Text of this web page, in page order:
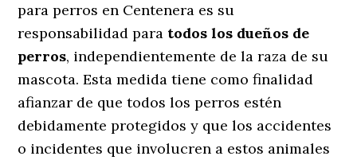
para perros en Centenera es su
responsabilidad para todos los dueños de
perros, independientemente de la raza de su
mascota. Esta medida tiene como finalidad
afianzar de que todos los perros estén
debidamente protegidos y que los accidentes
o incidentes que involucren a estos animales